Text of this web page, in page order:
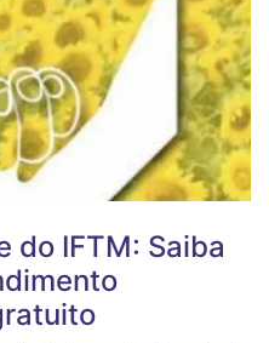
do IFTM: Saiba